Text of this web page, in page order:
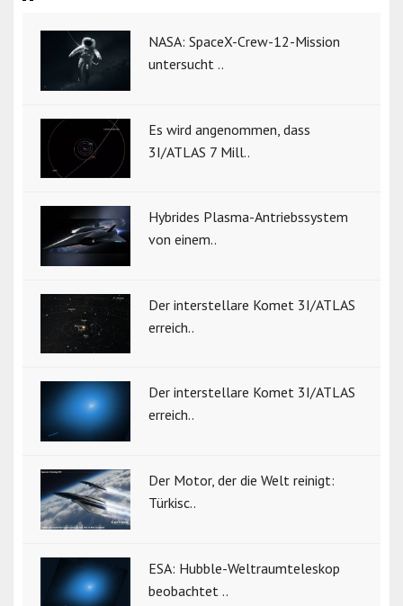
NASA: SpaceX-Crew-12-Mission
untersucht ..
Es wird angenommen, dass
3I/ATLAS 7 Mill..
Hybrides Plasma-Antriebssystem
von einem..
Der interstellare Komet 3I/ATLAS
erreich..
Der interstellare Komet 3I/ATLAS
erreich..
Der Motor, der die Welt reinigt:
Türkisc..
ESA: Hubble-Weltraumteleskop
beobachtet ..